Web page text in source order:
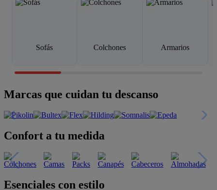
Sofás Colchones Armarios
Marcas que cuidan tu descanso
Confort a tu medida
Esenciales con estilo